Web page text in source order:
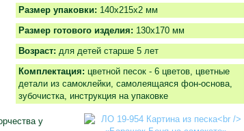
Размер упаковки: 140х215х2 мм
Размер готового изделия: 130x170 мм
Возраст: для детей старше 5 лет
Комплектация: цветной песок - 6 цветов, цветные
детали из самоклейки, самолеящаяся фон-основа,
зубочистка, инструкция на упаковке
у